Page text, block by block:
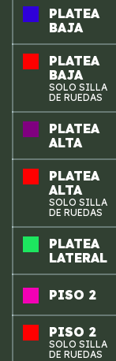
PLATEA
BAJA
PLATEA
BAJA
SOLO SILLA
DE RUEDAS
PLATEA
ALTA
PLATEA
ALTA
SOLO SILLA
DE RUEDAS
PLATEA
LATERAL
PISO 2
PISO 2
SOLO SILLA
DE RUEDAS